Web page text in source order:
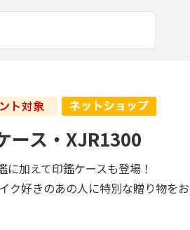
ス・XJR1300
に加えて印鑑ケースも登場！
ク好きのあの人に特別な贈り物を